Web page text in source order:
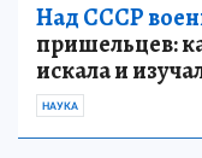
Над СССР
пришельцев:
искала и
НАУКА